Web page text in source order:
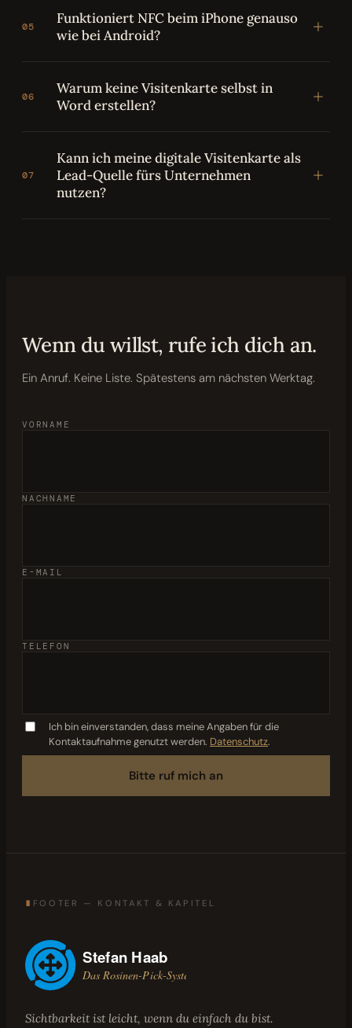
05
Funktioniert NFC beim iPhone genauso
wie bei Android?
06
Warum keine Visitenkarte selbst in
Word erstellen?
07
Kann ich meine digitale Visitenkarte als
Lead-Quelle fürs Unternehmen
nutzen?
Wenn du willst, rufe ich dich an.
Ein Anruf. Keine Liste. Spätestens am nächsten Werktag.
VORNAME
NACHNAME
E-MAIL
TELEFON
Ich bin einverstanden, dass meine Angaben für die
Kontaktaufnahme genutzt werden. Datenschutz.
Bitte ruf mich an
∎ FOOTER — KONTAKT & KAPITEL
Sichtbarkeit ist leicht, wenn du einfach du bist.